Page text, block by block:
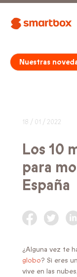
Nuestras
18 / 01 / 2022
Los 10
para
España
¿Alguna vez te
globo? Si eres
vive en las